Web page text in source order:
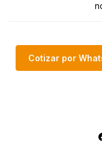
Cotizar por